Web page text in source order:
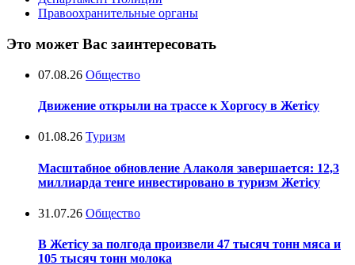
Правоохранительные органы
Это может Вас заинтересовать
07.08.26 Общество
Движение открыли на трассе к Хоргосу в Жетісу
01.08.26 Туризм
Масштабное обновление Алаколя завершается: 12,3
миллиарда тенге инвестировано в туризм Жетісу
31.07.26 Общество
В Жетісу за полгода произвели 47 тысяч тонн мяса и
105 тысяч тонн молока